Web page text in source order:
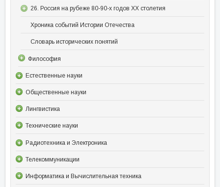
26. Россия на рубеже 80-90-х годов XX столетия
Хроника событий Истории Отечества
Словарь исторических понятий
Философия
Естественные науки
Общественные науки
Лингвистика
Технические науки
Радиотехника и Электроника
Телекоммуникации
Информатика и Вычислительная техника